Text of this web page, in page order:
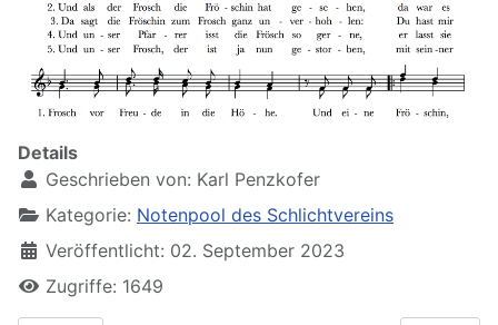
Details
Geschrieben von: Karl Penzkofer
Kategorie: Notenpool des Schlichtvereins
Veröffentlicht: 02. September 2023
Zugriffe: 1649